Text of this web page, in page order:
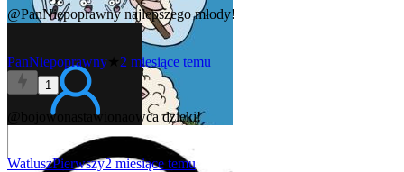
@PanNiepoprawnynajlepszego młody!
PanNiepoprawny 2 miesiące temu
1
@bojowonastawionaowca dzięki!
WatluszPierwszy2 miesiące temu